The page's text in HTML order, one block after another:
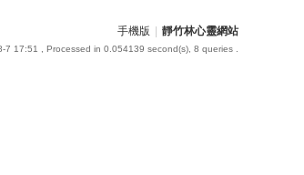
手機版 靜竹林心靈網站
7 17:51 , Processed in 0.054139 second(s), 8 queries .